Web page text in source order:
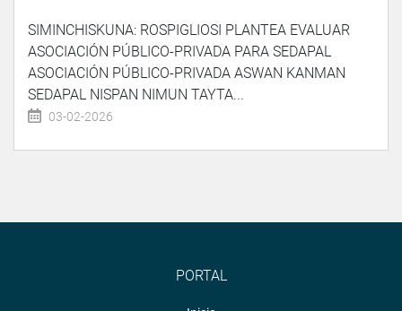
SIMINCHISKUNA: ROSPIGLIOSI PLANTEA EVALUAR
ASOCIACIÓN PÚBLICO-PRIVADA PARA SEDAPAL
ASOCIACIÓN PÚBLICO-PRIVADA ASWAN KANMAN
SEDAPAL NISPAN NIMUN TAYTA...
03-02-2026
PORTAL